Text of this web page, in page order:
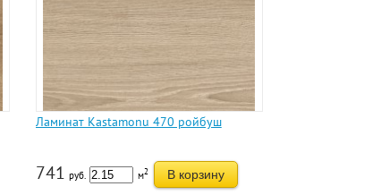
Ламинат Kastamonu 470 ройбуш
741 руб. м2 В корзину